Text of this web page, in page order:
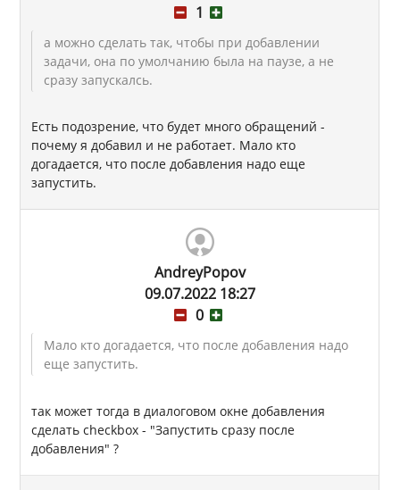
1
а можно сделать так, чтобы при добавлении
задачи, она по умолчанию была на паузе, а не
сразу запускалсь.
Есть подозрение, что будет много обращений -
почему я добавил и не работает. Мало кто
догадается, что после добавления надо еще
запустить.
AndreyPopov
09.07.2022 18:27
0
Мало кто догадается, что после добавления надо
еще запустить.
так может тогда в диалоговом окне добавления
сделать checkbox - "Запустить сразу после
добавления" ?